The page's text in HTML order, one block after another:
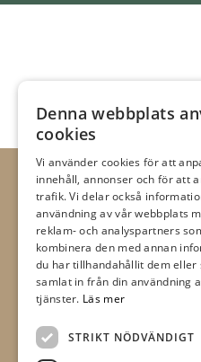
Allt i Färg AB är en
Ulricehamn med ett
Denna webbplats
cookies
Vi använder cookies för att
innehåll, annonser och för att
trafik. Vi delar också
användning av vår webbplats
reklam- och analyspartners
kombinera den med annan
du har tillhandahållit dem eller
samlat in från din användning
tjänster. Läs mer
STRIKT NÖDVÄNDIGT